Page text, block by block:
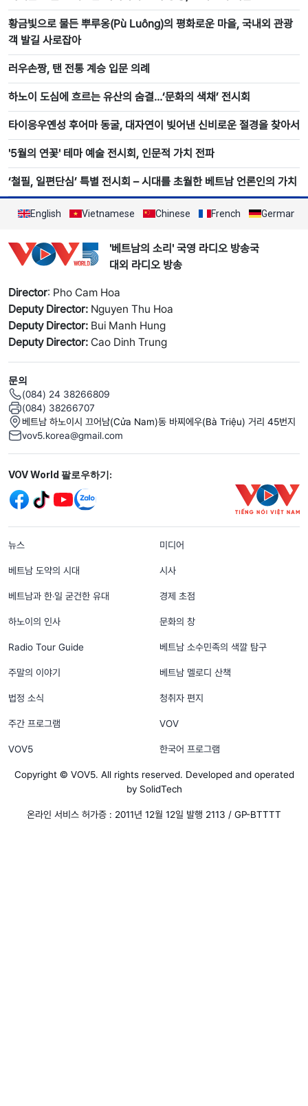
황금빛으로 물든 뿌루옹(Pù Luông)의 평화로운 마을, 국내외 관광
객 발길 사로잡아
러우손짱, 탠 전통 계승 입문 의례
하노이 도심에 흐르는 유산의 숨결…‘문화의 색채’ 전시회
타이응우옌성 후어마 동굴, 대자연이 빚어낸 신비로운 절경을 찾아서
'5월의 연꽃' 테마 예술 전시회, 인문적 가치 전파
‘철필, 일편단심’ 특별 전시회 – 시대를 초월한 베트남 언론인의 가치
English Vietnamese Chinese French German
'베트남의 소리' 국영 라디오 방송국
대외 라디오 방송
Director: Pho Cam Hoa
Deputy Director: Nguyen Thu Hoa
Deputy Director: Bui Manh Hung
Deputy Director: Cao Dinh Trung
문의
(084) 24 38266809
(084) 38266707
베트남 하노이시 끄어남(Cửa Nam)동 바찌에우(Bà Triệu) 거리 45번지
vov5.korea@gmail.com
Mạng xã hội
VOV World 팔로우하기:
menu footer tiếng Hàn
뉴스 미디어
베트남 도약의 시대 시사
베트남과 한‧일 굳건한 유대 경제 초점
하노이의 인사 문화의 창
Radio Tour Guide 베트남 소수민족의 색깔 탐구
주말의 이야기 베트남 멜로디 산책
법정 소식 청취자 편지
주간 프로그램 VOV
VOV5 한국어 프로그램
Copyright © VOV5. All rights reserved. Developed and operated
by SolidTech
온라인 서비스 허가증 : 2011년 12월 12일 발행 2113 / GP-BTTTT